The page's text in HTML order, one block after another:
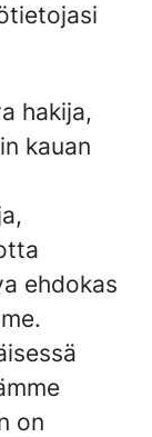
hakija,
kauan
ehdokas
on